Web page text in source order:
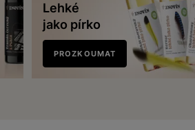
Lehké
jako pírko
PROZKOUMAT